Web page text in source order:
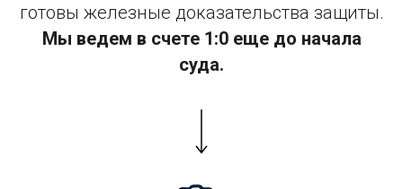
готовы железные доказательства защиты.
Мы ведем в счете 1:0 еще до начала
суда.